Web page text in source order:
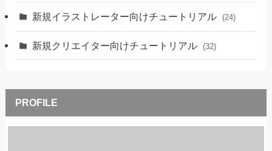
新規イラストレーター向けチュートリアル (24)
新規クリエイター向けチュートリアル (32)